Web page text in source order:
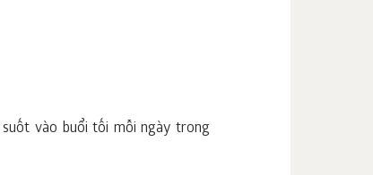
vào buổi tối mỗi ngày trong